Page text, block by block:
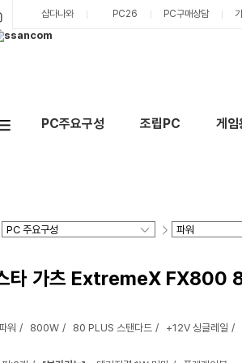
샵다나와 PC26 PC구매상담
PC주요구성 조립PC 게
타 가츠 ExtremeX FX800
워 800W 80 PLUS 스탠다드 +12V 싱글레일